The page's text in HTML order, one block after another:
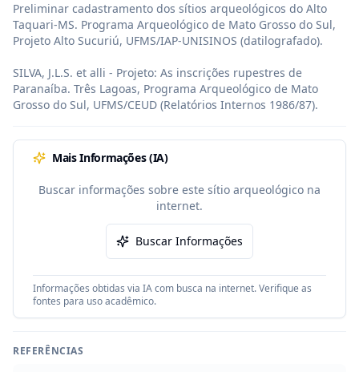
Preliminar cadastramento dos sítios arqueológicos do Alto
Taquari-MS. Programa Arqueológico de Mato Grosso do Sul,
Projeto Alto Sucuriú, UFMS/IAP-UNISINOS (datilografado).
SILVA, J.L.S. et alli - Projeto: As inscrições rupestres de
Paranaíba. Três Lagoas, Programa Arqueológico de Mato
Grosso do Sul, UFMS/CEUD (Relatórios Internos 1986/87).
Mais Informações (IA)
Buscar informações sobre este sítio arqueológico na
internet.
Buscar Informações
Informações obtidas via IA com busca na internet. Verifique as
fontes para uso acadêmico.
REFERÊNCIAS